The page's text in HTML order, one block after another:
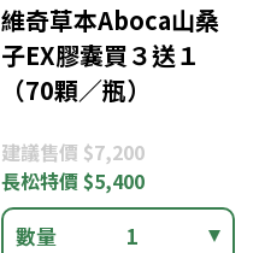
維奇草本Aboca山桑
子EX膠囊買３送１
（70顆／瓶）
建議售價 $7,200
長松特價 $5,400
數量 1